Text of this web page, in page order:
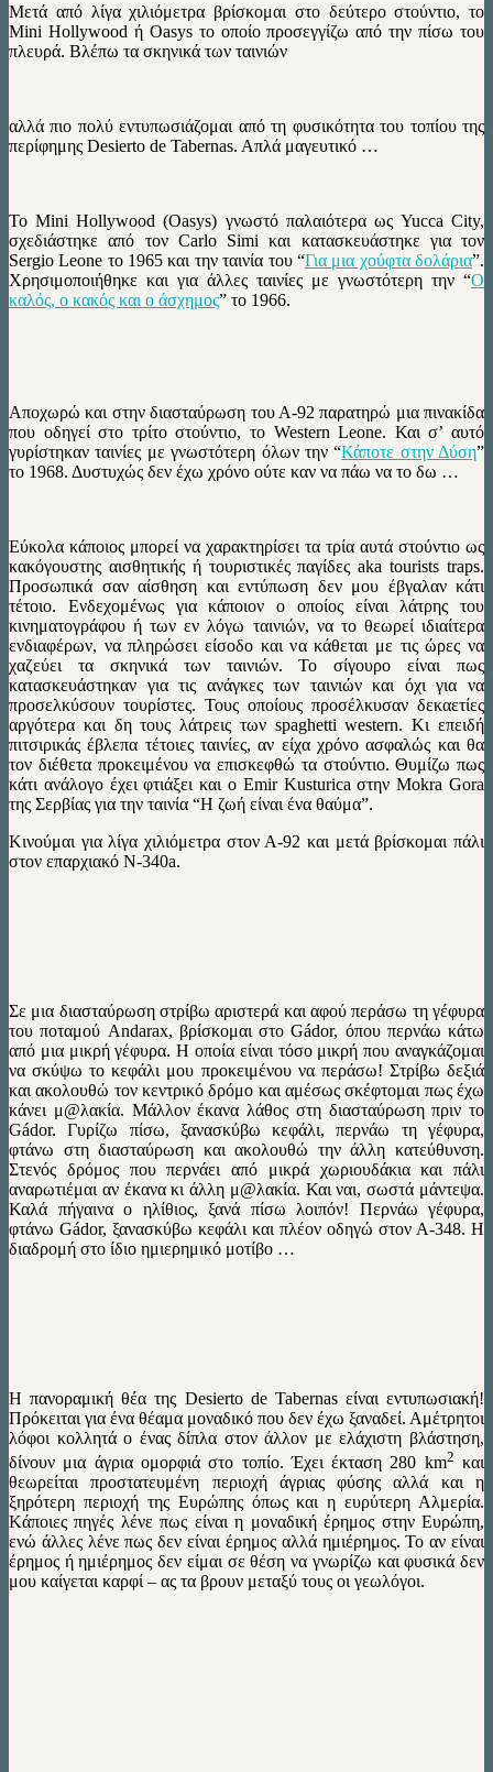
Μετά από λίγα χιλιόμετρα βρίσκομαι στο δεύτερο στούντιο, το
Mini Hollywood ή Oasys το οποίο προσεγγίζω από την πίσω του
πλευρά. Βλέπω τα σκηνικά των ταινιών
αλλά πιο πολύ εντυπωσιάζομαι από τη φυσικότητα του τοπίου της
περίφημης Desierto de Tabernas. Aπλά μαγευτικό …
Το Mini Hollywood (Oasys) γνωστό παλαιότερα ως Yucca City,
σχεδιάστηκε από τον Carlo Simi και κατασκευάστηκε για τον
Sergio Leone το 1965 και την ταινία του “Για μια χούφτα δολάρια”.
Χρησιμοποιήθηκε και για άλλες ταινίες με γνωστότερη την “Ο
καλός, ο κακός και ο άσχημος” το 1966.
Αποχωρώ και στην διασταύρωση του Α-92 παρατηρώ μια πινακίδα
που οδηγεί στο τρίτο στούντιο, το Western Leone. Και σ’ αυτό
γυρίστηκαν ταινίες με γνωστότερη όλων την “Κάποτε στην Δύση”
το 1968. Δυστυχώς δεν έχω χρόνο ούτε καν να πάω να το δω …
Εύκολα κάποιος μπορεί να χαρακτηρίσει τα τρία αυτά στούντιο ως
κακόγουστης αισθητικής ή τουριστικές παγίδες aka tourists traps.
Προσωπικά σαν αίσθηση και εντύπωση δεν μου έβγαλαν κάτι
τέτοιο. Ενδεχομένως για κάποιον ο οποίος είναι λάτρης του
κινηματογράφου ή των εν λόγω ταινιών, να το θεωρεί ιδιαίτερα
ενδιαφέρων, να πληρώσει είσοδο και να κάθεται με τις ώρες να
χαζεύει τα σκηνικά των ταινιών. Το σίγουρο είναι πως
κατασκευάστηκαν για τις ανάγκες των ταινιών και όχι για να
προσελκύσουν τουρίστες. Τους οποίους προσέλκυσαν δεκαετίες
αργότερα και δη τους λάτρεις των spaghetti western. Κι επειδή
πιτσιρικάς έβλεπα τέτοιες ταινίες, αν είχα χρόνο ασφαλώς και θα
τον διέθετα προκειμένου να επισκεφθώ τα στούντιο. Θυμίζω πως
κάτι ανάλογο έχει φτιάξει και ο Emir Kusturica στην Mokra Gora
της Σερβίας για την ταινία “Η ζωή είναι ένα θαύμα”.
Κινούμαι για λίγα χιλιόμετρα στον Α-92 και μετά βρίσκομαι πάλι
στον επαρχιακό N-340a.
Σε μια διασταύρωση στρίβω αριστερά και αφού περάσω τη γέφυρα
του ποταμού Andarax, βρίσκομαι στο Gádor, όπου περνάω κάτω
από μια μικρή γέφυρα. Η οποία είναι τόσο μικρή που αναγκάζομαι
να σκύψω το κεφάλι μου προκειμένου να περάσω! Στρίβω δεξιά
και ακολουθώ τον κεντρικό δρόμο και αμέσως σκέφτομαι πως έχω
κάνει μ@λακία. Μάλλον έκανα λάθος στη διασταύρωση πριν το
Gádor. Γυρίζω πίσω, ξανασκύβω κεφάλι, περνάω τη γέφυρα,
φτάνω στη διασταύρωση και ακολουθώ την άλλη κατεύθυνση.
Στενός δρόμος που περνάει από μικρά χωριουδάκια και πάλι
αναρωτιέμαι αν έκανα κι άλλη μ@λακία. Και ναι, σωστά μάντεψα.
Καλά πήγαινα ο ηλίθιος, ξανά πίσω λοιπόν! Περνάω γέφυρα,
φτάνω Gádor, ξανασκύβω κεφάλι και πλέον οδηγώ στον Α-348. H
διαδρομή στο ίδιο ημιερημικό μοτίβο …
Η πανοραμική θέα της Desierto de Tabernas είναι εντυπωσιακή!
Πρόκειται για ένα θέαμα μοναδικό που δεν έχω ξαναδεί. Αμέτρητοι
λόφοι κολλητά ο ένας δίπλα στον άλλον με ελάχιστη βλάστηση,
δίνουν μια άγρια ομορφιά στο τοπίο. Έχει έκταση 280 km2 και
θεωρείται προστατευμένη περιοχή άγριας φύσης αλλά και η
ξηρότερη περιοχή της Ευρώπης όπως και η ευρύτερη Αλμερία.
Kάποιες πηγές λένε πως είναι η μοναδική έρημος στην Ευρώπη,
ενώ άλλες λένε πως δεν είναι έρημος αλλά ημιέρημος. Το αν είναι
έρημος ή ημιέρημος δεν είμαι σε θέση να γνωρίζω και φυσικά δεν
μου καίγεται καρφί – ας τα βρουν μεταξύ τους οι γεωλόγοι.